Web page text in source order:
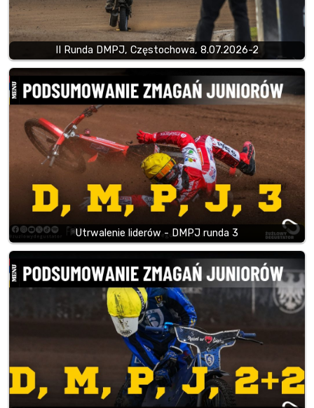
II Runda DMPJ, Częstochowa, 8.07.2026-2
Utrwalenie liderów - DMPJ runda 3